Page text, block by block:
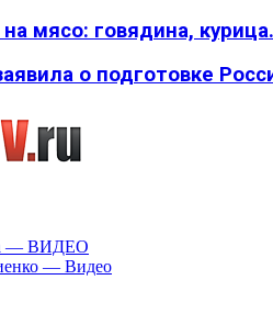
мясо: говядина,
о подготовке
— ВИДЕО
— Видео